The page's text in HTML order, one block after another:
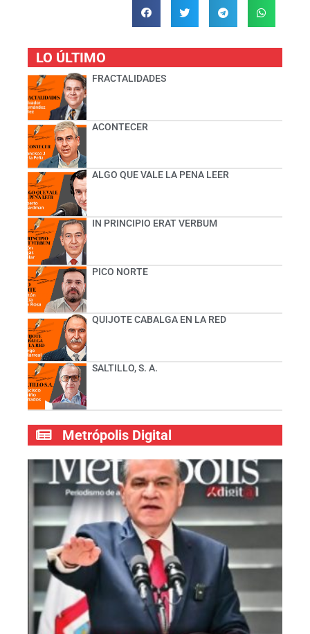
LO ÚLTIMO
FRACTALIDADES
ACONTECER
ALGO QUE VALE LA PENA LEER
IN PRINCIPIO ERAT VERBUM
PICO NORTE
QUIJOTE CABALGA EN LA RED
SALTILLO, S. A.
Metrópolis Digital